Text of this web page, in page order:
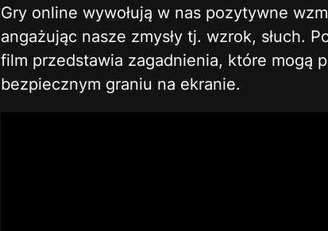
Gry online wywołują w nas pozytywne
angażując nasze zmysły tj. wzrok, słuch.
film przedstawia zagadnienia, które mogą
bezpiecznym graniu na ekranie.